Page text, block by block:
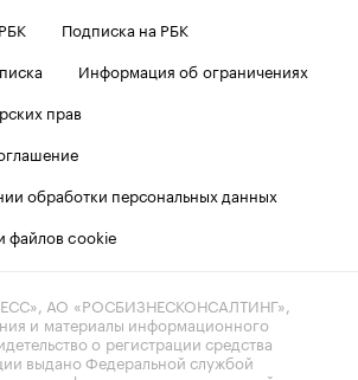
Подписка на РБК
Информация об ограничениях
прав
обработки персональных данных
файлов cookie
АО «РОСБИЗНЕСКОНСАЛТИНГ»,
и материалы информационного
о регистрации средства
выдано Федеральной службой